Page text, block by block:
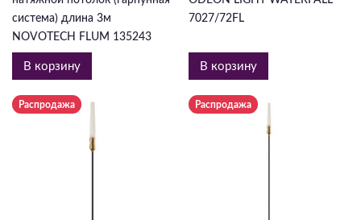
система) длина 3м
NOVOTECH FLUM 135243
В корзину
7027/72FL
В корзину
Распродажа Распродажа